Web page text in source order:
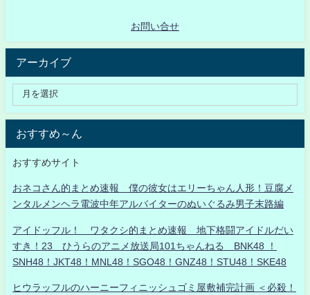
お問い合せ
アーカイブ
おすすめ～ん
おすすめサイト
おネコさん的まとめ速報 僕の彼女はエリーちゃん人形！豆腐メ
ンタルメンヘラ電波中年アルバイターのぬいぐるみ男子末路編
アイドッフル！ ワタクシ的まとめ速報 地下格闘アイドルだい
すき！23 ひうらのアニメ放送局101ちゃんねる BNK48 ！
SNH48！JKT48！MNL48！SGO48！GNZ48！STU48！SKE48
ヒウラッフルのハーニーフィニッシュゴミ屋敷補完計画 ＜必殺！